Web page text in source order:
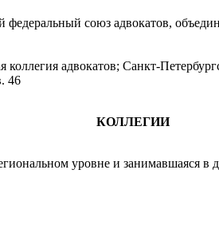
союз адвокатов,
адвокатов; Санкт-
46
КОЛЛЕГИИ
уровне и занимавшаяся